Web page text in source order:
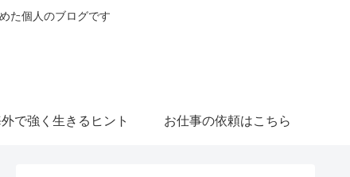
た個人のブログです
で強く生きるヒント お仕事の依頼はこちら